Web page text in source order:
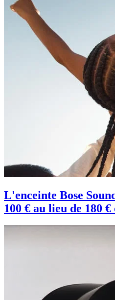
L'enceinte Bose
100 € au lieu de 180